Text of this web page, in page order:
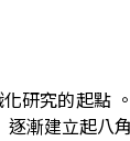
研究的起
漸建立起八